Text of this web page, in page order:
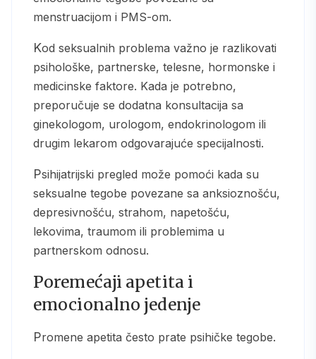
menstruacijom i PMS-om.
Kod seksualnih problema važno je razlikovati
psihološke, partnerske, telesne, hormonske i
medicinske faktore. Kada je potrebno,
preporučuje se dodatna konsultacija sa
ginekologom, urologom, endokrinologom ili
drugim lekarom odgovarajuće specijalnosti.
Psihijatrijski pregled može pomoći kada su
seksualne tegobe povezane sa anksioznošću,
depresivnošću, strahom, napetošću,
lekovima, traumom ili problemima u
partnerskom odnosu.
Poremećaji apetita i
emocionalno jedenje
Promene apetita često prate psihičke tegobe.